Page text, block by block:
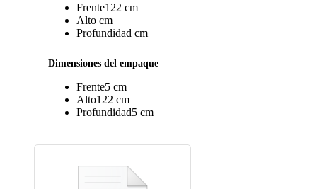
Frente122 cm
Alto cm
Profundidad cm
Dimensiones del empaque
Frente5 cm
Alto122 cm
Profundidad5 cm